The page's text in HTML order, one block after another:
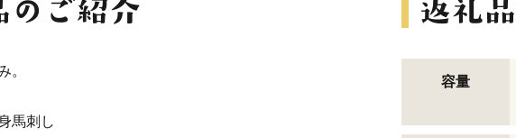
。
馬刺し
容量